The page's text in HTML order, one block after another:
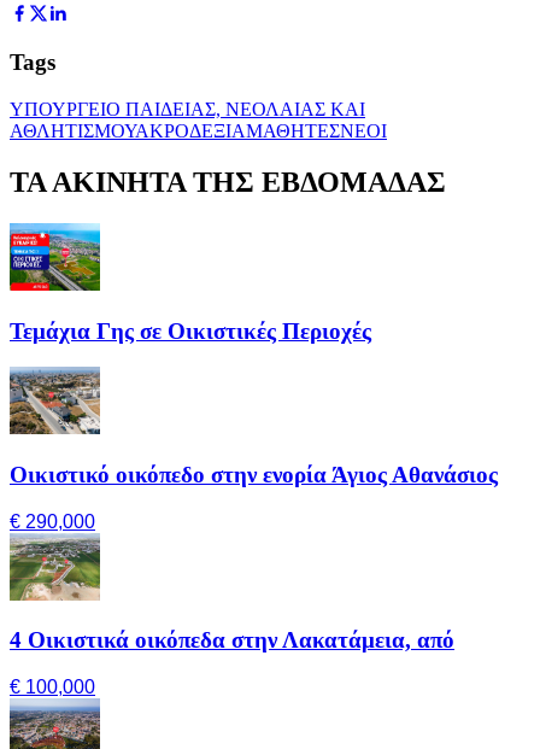
Tags
ΥΠΟΥΡΓΕΙΟ ΠΑΙΔΕΙΑΣ, ΝΕΟΛΑΙΑΣ ΚΑΙ
ΑΘΛΗΤΙΣΜΟΥΑΚΡΟΔΕΞΙΑΜΑΘΗΤΕΣΝΕΟΙ
ΤΑ ΑΚΙΝΗΤΑ ΤΗΣ ΕΒΔΟΜΑΔΑΣ
Τεμάχια Γης σε Οικιστικές Περιοχές
Οικιστικό οικόπεδο στην ενορία Άγιος Αθανάσιος
€ 290,000
4 Οικιστικά οικόπεδα στην Λακατάμεια, από
€ 100,000